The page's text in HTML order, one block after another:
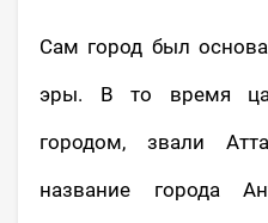
Сам город был
эры. В то время
городом, звали
название города